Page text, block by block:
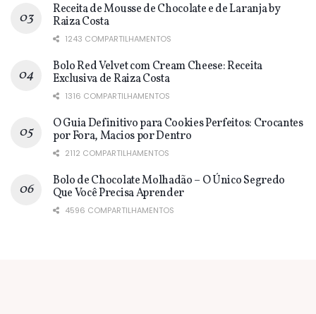
Receita de Mousse de Chocolate e de Laranja by
Raiza Costa
1243 COMPARTILHAMENTOS
Bolo Red Velvet com Cream Cheese: Receita
Exclusiva de Raiza Costa
1316 COMPARTILHAMENTOS
O Guia Definitivo para Cookies Perfeitos: Crocantes
por Fora, Macios por Dentro
2112 COMPARTILHAMENTOS
Bolo de Chocolate Molhadão – O Único Segredo
Que Você Precisa Aprender
4596 COMPARTILHAMENTOS